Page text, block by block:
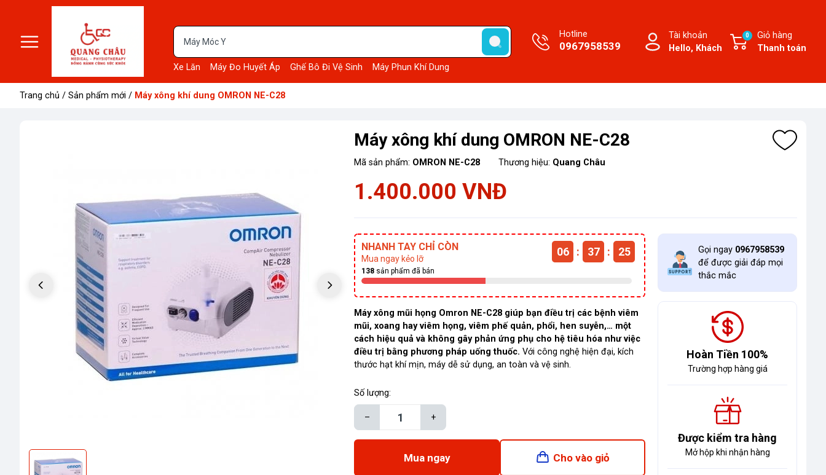
Xe Lăn Máy Đo Huyết Áp Ghế Bô Đi Vệ Sinh Máy Phun Khí Dung
Hotline
0967958539
Tài khoản
Hello, Khách
Giỏ hàng
Thanh toán
0
Trang chủ / Sản phẩm mới / Máy xông khí dung OMRON NE-C28
Máy xông khí dung OMRON NE-C28
Mã sản phẩm: OMRON NE-C28 Thương hiệu: Quang Châu
1.400.000 VNĐ
NHANH TAY CHỈ CÒN
Mua ngay kẻo lỡ
06 : 37 : 25
138 sản phẩm đã bán
Máy xông mũi họng Omron NE-C28 giúp bạn điều trị các bệnh viêm
mũi, xoang hay viêm họng, viêm phế quản, phổi, hen suyễn,… một
cách hiệu quả và không gây phản ứng phụ cho hệ tiêu hóa như việc
điều trị bằng phương pháp uống thuốc.Với công nghệ hiện đại, kích
thước hạt khí mịn, máy dễ sử dụng, an toàn và vệ sinh.
Số lượng:
– +
Mua ngay Cho vào giỏ
Gọi ngay 0967958539
để được giải đáp mọi
thắc mắc
Hoàn Tiền 100%
Trường hợp hàng giá
Được kiểm tra hàng
Mở hộp khi nhận hàng